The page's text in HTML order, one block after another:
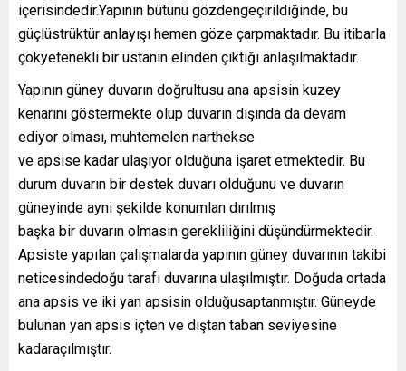
içerisindedir.Yapının bütünü gözdengeçirildiğinde, bu
güçlüstrüktür anlayışı hemen göze çarpmaktadır. Bu itibarla
çokyetenekli bir ustanın elinden çıktığı anlaşılmaktadır.
Yapının güney duvarın doğrultusu ana apsisin kuzey
kenarını göstermekte olup duvarın dışında da devam
ediyor olması, muhtemelen narthekse
ve apsise kadar ulaşıyor olduğuna işaret etmektedir. Bu
durum duvarın bir destek duvarı olduğunu ve duvarın
güneyinde ayni şekilde konumlan dırılmış
başka bir duvarın olmasın gerekliliğini düşündürmektedir.
Apsiste yapılan çalışmalarda yapının güney duvarının takibi
neticesindedoğu tarafı duvarına ulaşılmıştır. Doğuda ortada
ana apsis ve iki yan apsisin olduğusaptanmıştır. Güneyde
bulunan yan apsis içten ve dıştan taban seviyesine
kadaraçılmıştır.